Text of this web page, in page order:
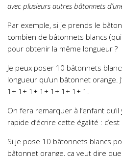
avec plusieurs autres bâtonnets
Par exemple, si je prends le
combien de bâtonnets blancs
pour obtenir la même longueur ?
Je peux poser 10 bâtonnets
longueur qu’un bâtonnet orange.
1+ 1+ 1+ 1+ 1+ 1+ 1+ 1.
On fera remarquer à l’enfant
rapide d’écrire cette égalité : c’est
Si je pose 10 bâtonnets blancs
bâtonnet orange, ça veut dire que